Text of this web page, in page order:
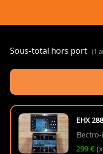
Sous-total hors port (1
EHX
299 €